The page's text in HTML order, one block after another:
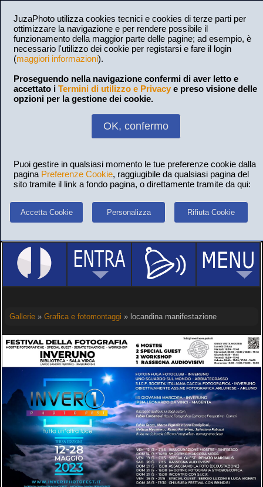
JuzaPhoto utilizza cookies tecnici e cookies di terze parti per
ottimizzare la navigazione e per rendere possibile il
funzionamento della maggior parte delle pagine; ad esempio, è
necessario l'utilizzo dei cookie per registarsi e fare il login
(maggiori informazioni).
Proseguendo nella navigazione confermi di aver letto e
accettato i Termini di utilizzo e Privacy e preso visione delle
opzioni per la gestione dei cookie.
OK, confermo
Puoi gestire in qualsiasi momento le tue preferenze cookie dalla
pagina Preferenze Cookie, raggiugibile da qualsiasi pagina del
sito tramite il link a fondo pagina, o direttamente tramite da qui:
Accetta Cookie Personalizza Rifiuta Cookie
Gallerie» Grafica e fotomontaggi » locandina manifestazione